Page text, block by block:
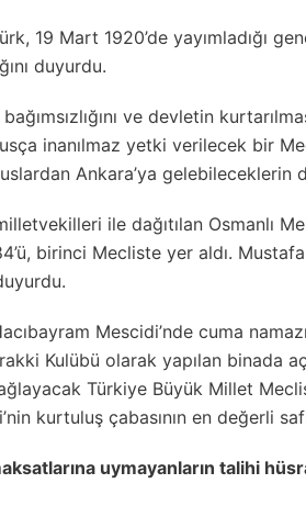
19 Mart 1920’de yayımladığı
duyurdu.
ve devletin
inanılmaz yetki verilecek bir
Ankara’ya gelebileceklerin
ile dağıtılan Osmanlı
birinci Mecliste yer aldı.
Mescidi’nde cuma
Kulübü olarak yapılan binada
Türkiye Büyük Millet
kurtuluş çabasının en değerli
uymayanların talihi